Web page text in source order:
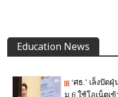
Education News